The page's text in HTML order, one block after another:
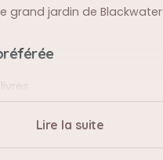
grand jardin de Blackwater
Lire la suite